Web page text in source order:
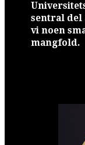
sentral del
vi noen
mangfold.